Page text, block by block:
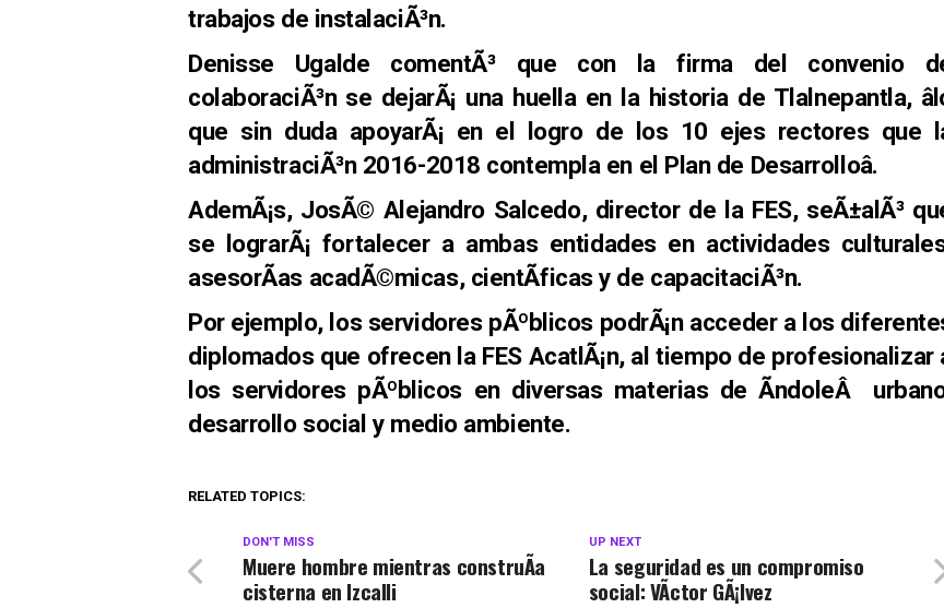
trabajos de instalaciÃ³n.
Denisse Ugalde comentÃ³ que con la firma del convenio
colaboraciÃ³n se dejarÃ¡ una huella en la historia de Tlalnepantla,
que sin duda apoyarÃ¡ en el logro de los 10 ejes rectores que
administraciÃ³n 2016-2018 contempla en el Plan de Desarrolloâ.
AdemÃ¡s, JosÃ© Alejandro Salcedo, director de la FES, seÃ±alÃ³
se lograrÃ¡ fortalecer a ambas entidades en actividades
asesorÃ­as acadÃ©micas, cientÃ­ficas y de capacitaciÃ³n.
Por ejemplo, los servidores pÃºblicos podrÃ¡n acceder a los
diplomados que ofrecen la FES AcatlÃ¡n, al tiempo de profesionalizar
los servidores pÃºblicos en diversas materias de Ã­ndoleÂ
desarrollo social y medio ambiente.
RELATED TOPICS:
UP NEXT
La seguridad es un compromiso
social: VÃ­ctor GÃ¡lvez
DON'T MISS
Muere hombre mientras construÃ­a
cisterna en Izcalli